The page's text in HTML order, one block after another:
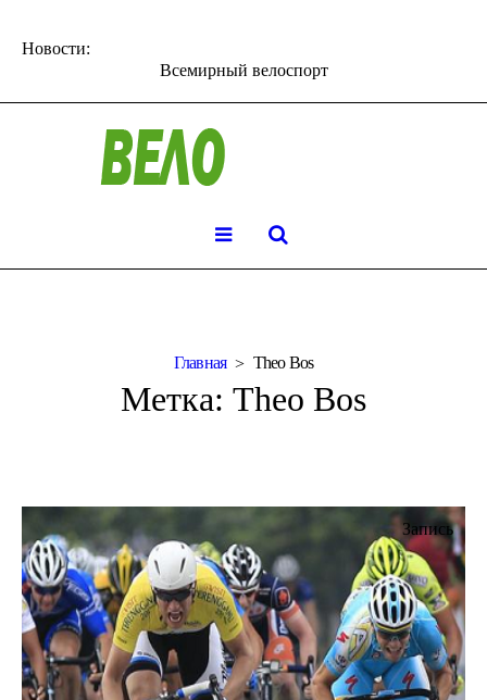
Новости:
Всемирный велоспорт
Главная Theo Bos
Метка: Theo Bos
Запись